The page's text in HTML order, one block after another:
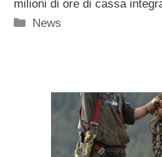
milioni di ore di cassa
Categorie
News